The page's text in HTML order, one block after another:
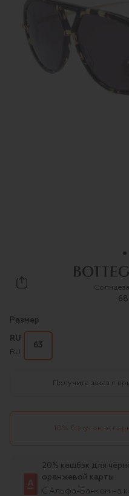
Bottega
Размер
RU
RU
63
Получите заказ с
10% бонусов за
20% кешбэк для
оранжевой карты
С Альфа-Банком на